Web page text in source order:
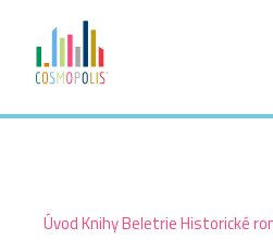
ÚvodKnihyBeletrieHistorické